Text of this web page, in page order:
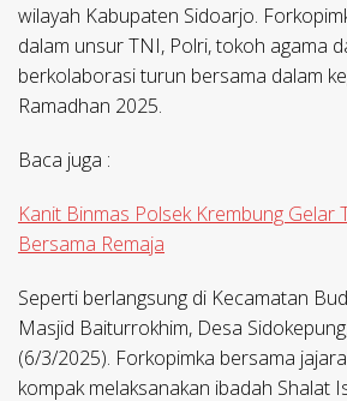
wilayah Kabupaten Sidoarjo.
dalam unsur TNI, Polri, tokoh agama
berkolaborasi turun bersama dalam
Ramadhan 2025.
Baca juga :
Kanit Binmas Polsek Krembung Gelar
Bersama Remaja
Seperti berlangsung di Kecamatan
Masjid Baiturrokhim, Desa
(6/3/2025). Forkopimka bersama
kompak melaksanakan ibadah Shalat